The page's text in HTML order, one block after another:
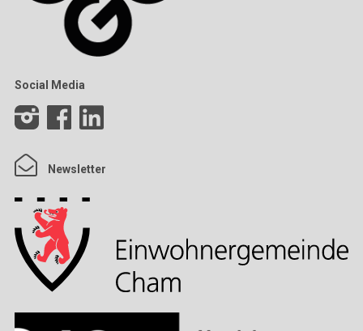
Social Media
Newsletter